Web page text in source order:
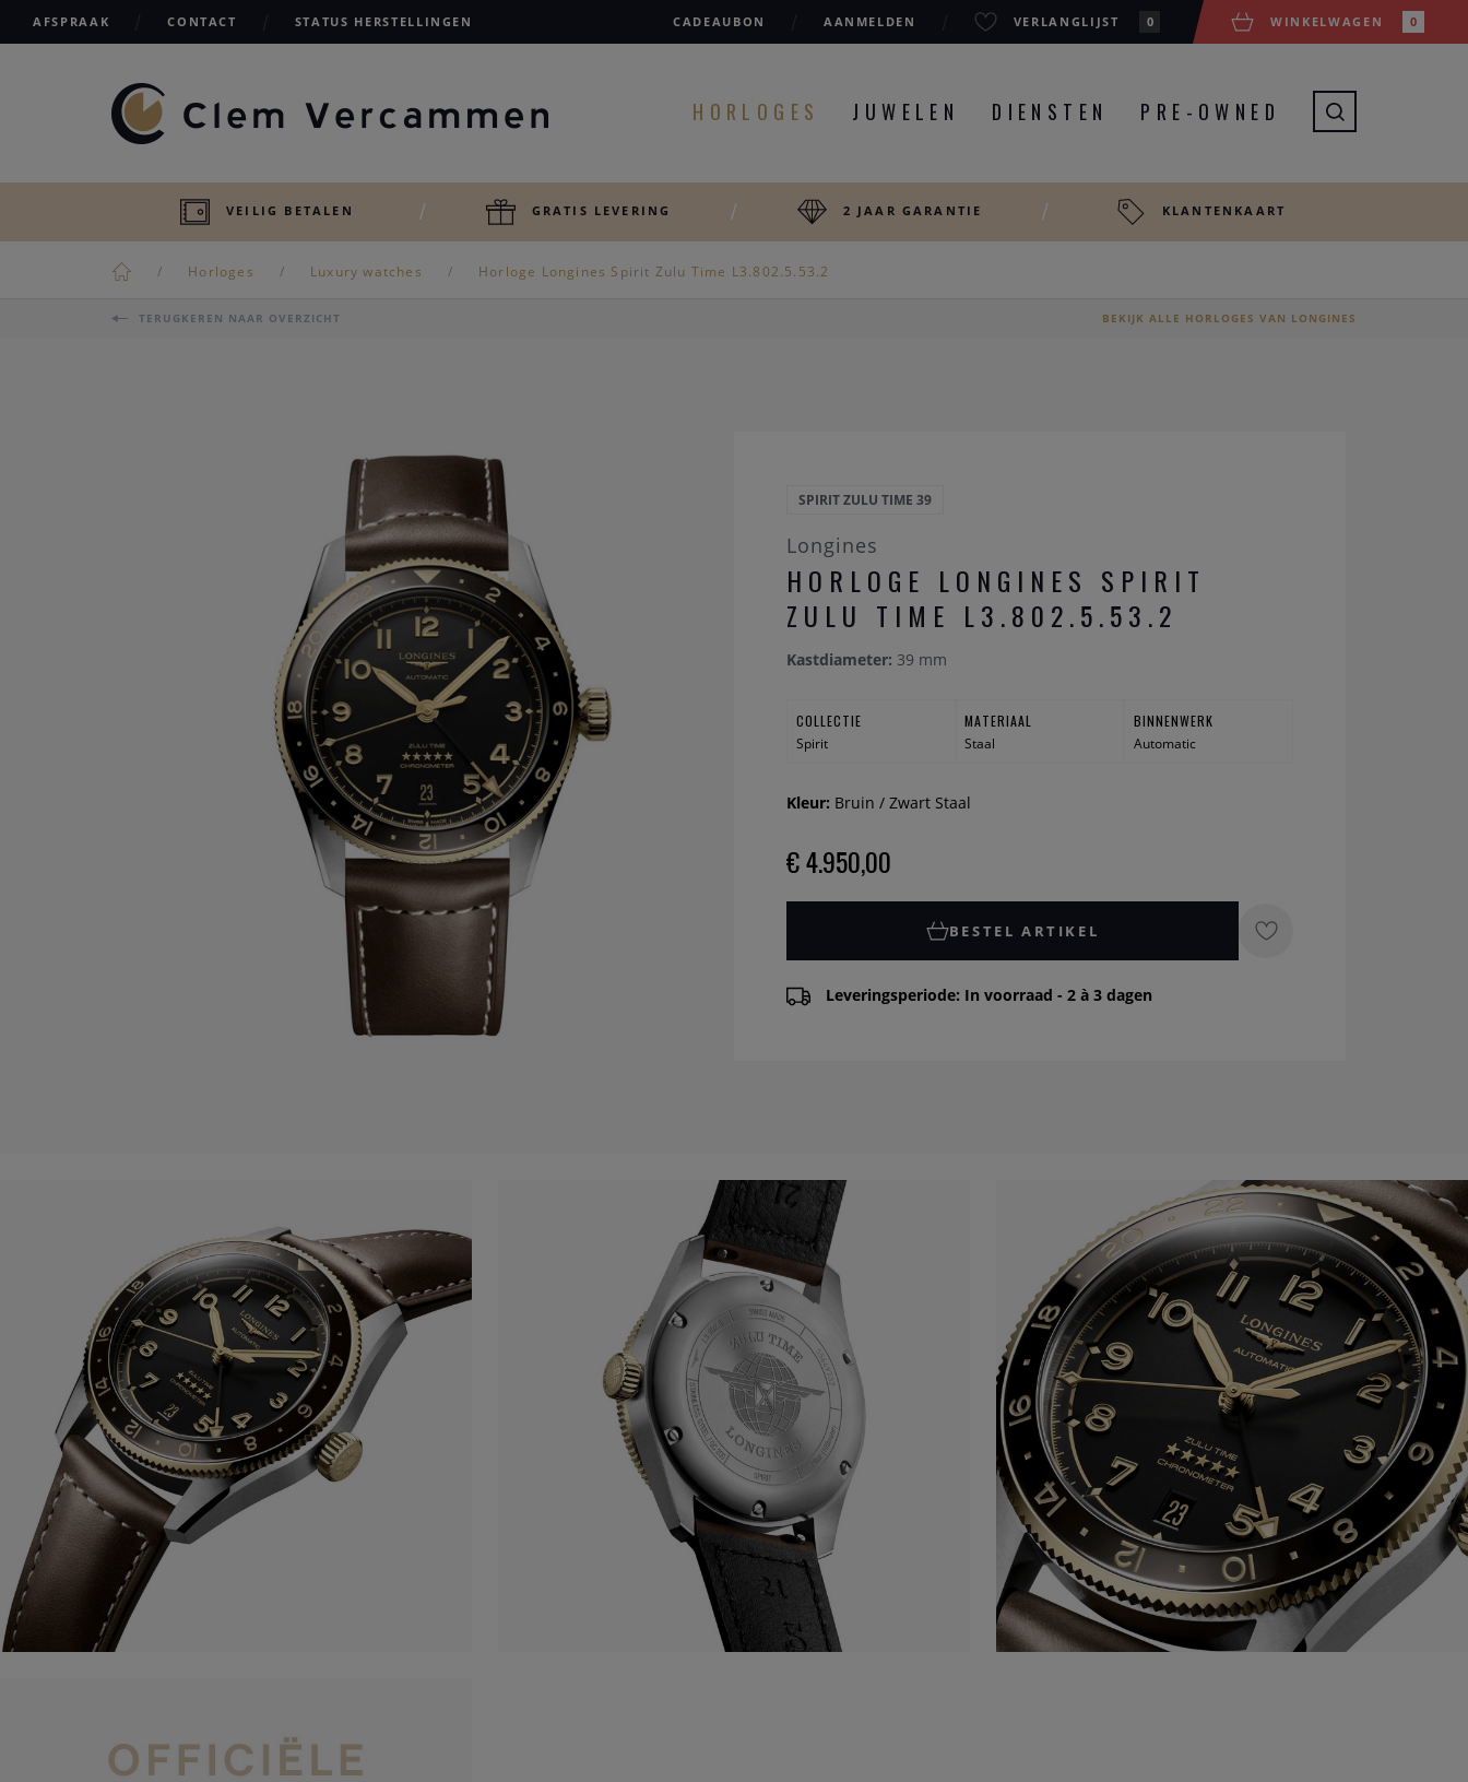
AFSPRAAK CONTACT STATUS HERSTELLINGEN CADEAUBON AANMELDEN VERLANGLIJST 0 WINKELWAGEN 0
HORLOGES JUWELEN DIENSTEN PRE-OWNED
VEILIG BETALEN GRATIS LEVERING 2 JAAR GARANTIE KLANTENKAART
Horloges Luxury watches Horloge Longines Spirit Zulu Time L3.802.5.53.2
TERUGKEREN NAAR OVERZICHT BEKIJK ALLE HORLOGES VAN LONGINES
SPIRIT ZULU TIME 39
Longines
HORLOGE LONGINES SPIRIT
ZULU TIME L3.802.5.53.2
Kastdiameter: 39 mm
COLLECTIE
Spirit
MATERIAAL
Staal
BINNENWERK
Automatic
Kleur: Bruin / Zwart Staal
€ 4.950,00
BESTEL ARTIKEL
Leveringsperiode: In voorraad - 2 à 3 dagen